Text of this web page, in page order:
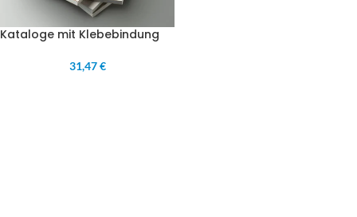
Kataloge mit Klebebindung
31,47 €